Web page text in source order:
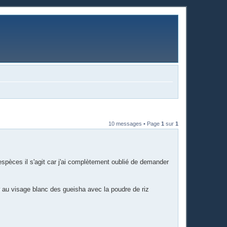
10 messages • Page 1 sur 1
il s'agit car j'ai complètement oublié de demander
visage blanc des gueisha avec la poudre de riz